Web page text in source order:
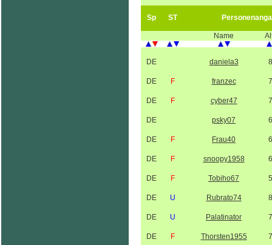
Sp ST
Name
DE daniela3
DE F franzec
DE F cyber47
DE psky07
DE F Frau40
DE F snoopy1958
DE F Tobiho67
DE U Rubrato74
DE U Palatinator
DE F Thorsten1955